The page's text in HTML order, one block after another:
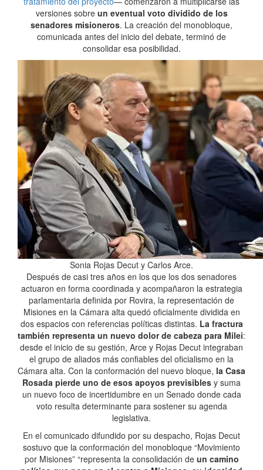
versiones sobre un eventual voto dividido de los
senadores misioneros. La creación del monobloque,
comunicada antes del inicio del debate, terminó de
consolidar esa posibilidad.
Sonia Rojas Decut y Carlos Arce.
Después de casi tres años en los que los dos senadores
actuaron en forma coordinada y acompañaron la estrategia
parlamentaria definida por Rovira, la representación de
Misiones en la Cámara alta quedó oficialmente dividida en
dos espacios con referencias políticas distintas. La fractura
también representa un nuevo dolor de cabeza para Milei:
desde el inicio de su gestión, Arce y Rojas Decut integraban
el grupo de aliados más confiables del oficialismo en la
Cámara alta. Con la conformación del nuevo bloque, la Casa
Rosada pierde uno de esos apoyos previsibles y suma
un nuevo foco de incertidumbre en un Senado donde cada
voto resulta determinante para sostener su agenda
legislativa.
En el comunicado difundido por su despacho, Rojas Decut
sostuvo que la conformación del monobloque “Movimiento
por Misiones” “representa la consolidación de un camino